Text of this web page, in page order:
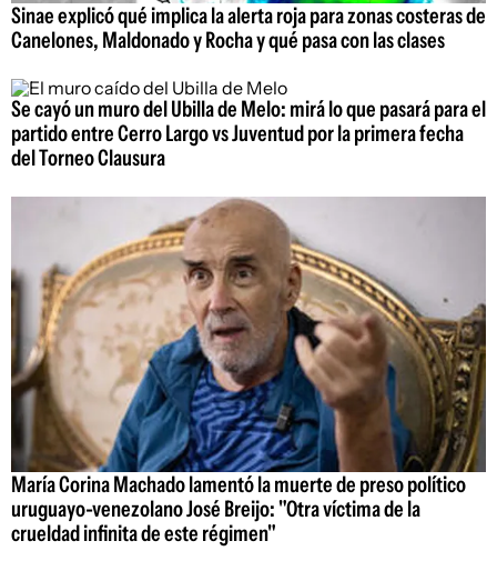
Sinae explicó qué implica la alerta roja para zonas costeras de
Canelones, Maldonado y Rocha y qué pasa con las clases
Se cayó un muro del Ubilla de Melo: mirá lo que pasará para el
partido entre Cerro Largo vs Juventud por la primera fecha
del Torneo Clausura
María Corina Machado lamentó la muerte de preso político
uruguayo-venezolano José Breijo: "Otra víctima de la
crueldad infinita de este régimen"